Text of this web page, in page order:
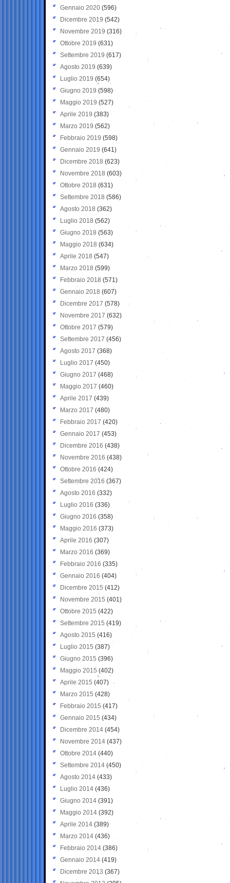
Gennaio 2020 (596)
Dicembre 2019 (542)
Novembre 2019 (316)
Ottobre 2019 (631)
Settembre 2019 (617)
Agosto 2019 (639)
Luglio 2019 (654)
Giugno 2019 (598)
Maggio 2019 (527)
Aprile 2019 (383)
Marzo 2019 (562)
Febbraio 2019 (598)
Gennaio 2019 (641)
Dicembre 2018 (623)
Novembre 2018 (603)
Ottobre 2018 (631)
Settembre 2018 (586)
Agosto 2018 (362)
Luglio 2018 (562)
Giugno 2018 (563)
Maggio 2018 (634)
Aprile 2018 (547)
Marzo 2018 (599)
Febbraio 2018 (571)
Gennaio 2018 (607)
Dicembre 2017 (578)
Novembre 2017 (632)
Ottobre 2017 (579)
Settembre 2017 (456)
Agosto 2017 (368)
Luglio 2017 (450)
Giugno 2017 (468)
Maggio 2017 (460)
Aprile 2017 (439)
Marzo 2017 (480)
Febbraio 2017 (420)
Gennaio 2017 (453)
Dicembre 2016 (438)
Novembre 2016 (438)
Ottobre 2016 (424)
Settembre 2016 (367)
Agosto 2016 (332)
Luglio 2016 (336)
Giugno 2016 (358)
Maggio 2016 (373)
Aprile 2016 (307)
Marzo 2016 (369)
Febbraio 2016 (335)
Gennaio 2016 (404)
Dicembre 2015 (412)
Novembre 2015 (401)
Ottobre 2015 (422)
Settembre 2015 (419)
Agosto 2015 (416)
Luglio 2015 (387)
Giugno 2015 (396)
Maggio 2015 (402)
Aprile 2015 (407)
Marzo 2015 (428)
Febbraio 2015 (417)
Gennaio 2015 (434)
Dicembre 2014 (454)
Novembre 2014 (437)
Ottobre 2014 (440)
Settembre 2014 (450)
Agosto 2014 (433)
Luglio 2014 (436)
Giugno 2014 (391)
Maggio 2014 (392)
Aprile 2014 (389)
Marzo 2014 (436)
Febbraio 2014 (386)
Gennaio 2014 (419)
Dicembre 2013 (367)